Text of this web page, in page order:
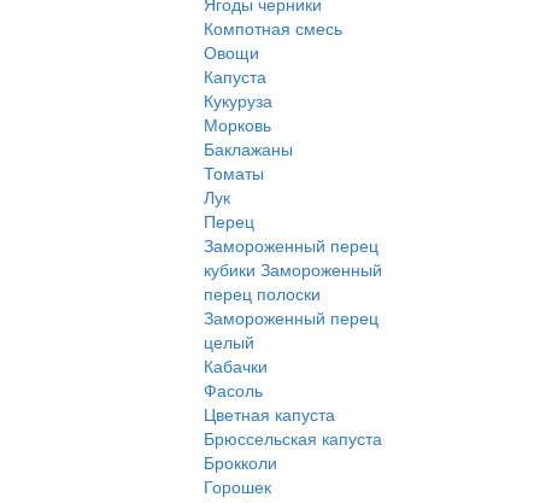
Компотная смесь
Овощи
Капуста
Кукуруза
Морковь
Баклажаны
Томаты
Лук
Перец
Замороженный перец
кубики Замороженный
перец полоски
Замороженный перец
целый
Кабачки
Фасоль
Цветная капуста
Брюссельская капуста
Брокколи
Горошек